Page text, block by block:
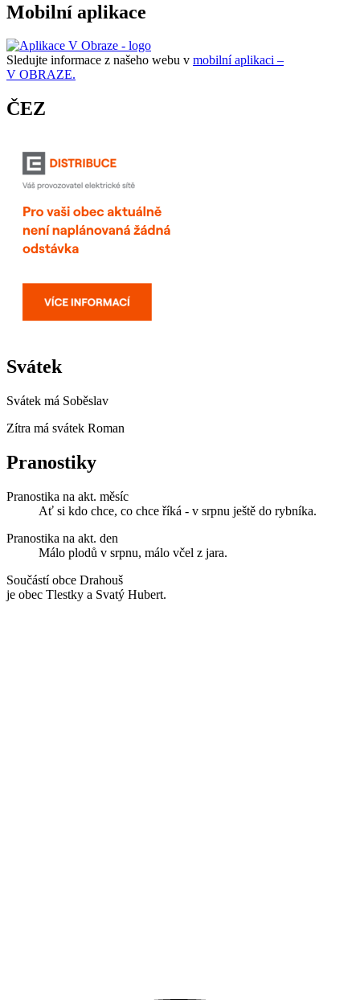
Mobilní aplikace
Sledujte informace z našeho webu v mobilní aplikaci –
V OBRAZE.
ČEZ
Svátek
Svátek má Soběslav
Zítra má svátek Roman
Pranostiky
Pranostika na akt. měsíc
Ať si kdo chce, co chce říká - v srpnu ještě do rybníka.
Pranostika na akt. den
Málo plodů v srpnu, málo včel z jara.
Součástí obce Drahouš
je obec Tlestky a Svatý Hubert.